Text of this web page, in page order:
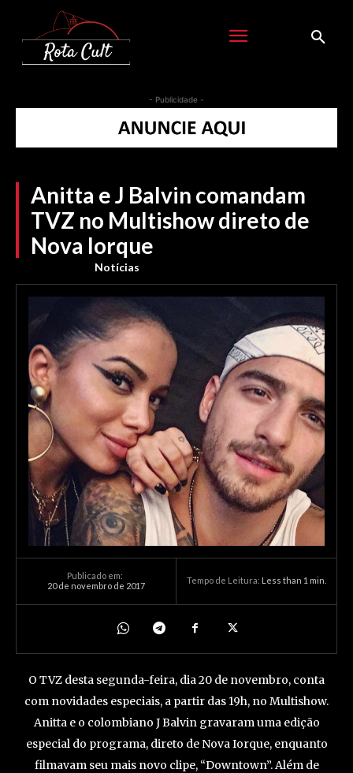
- Publicidade -
Anitta e J Balvin comandam
TVZ no Multishow direto de
Nova Iorque
Notícias
Publicado em:
20 de novembro de 2017
Tempo de Leitura: Less than 1 min.
O TVZ desta segunda-feira, dia 20 de novembro, conta
com novidades especiais, a partir das 19h, no Multishow.
Anitta e o colombiano J Balvin gravaram uma edição
especial do programa, direto de Nova Iorque, enquanto
filmavam seu mais novo clipe, “Downtown”. Além de